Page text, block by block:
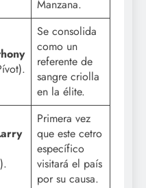
Manzana.
Se consolida
como un
referente de
sangre criolla
en la élite.
Primera vez
que este cetro
específico
visitará el país
por su causa.